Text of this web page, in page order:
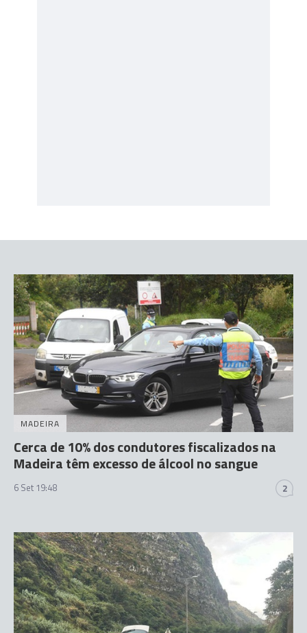
MADEIRA
Cerca de 10% dos condutores fiscalizados na
Madeira têm excesso de álcool no sangue
6 Set 19:48 2